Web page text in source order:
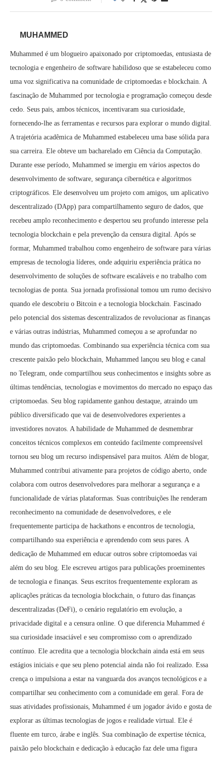
MUHAMMED
Muhammed é um blogueiro apaixonado por criptomoedas, entusiasta de
tecnologia e engenheiro de software habilidoso que se estabeleceu como
uma voz significativa na comunidade de criptomoedas e blockchain. A
fascinação de Muhammed por tecnologia e programação começou desde
cedo. Seus pais, ambos técnicos, incentivaram sua curiosidade,
fornecendo-lhe as ferramentas e recursos para explorar o mundo digital.
A trajetória acadêmica de Muhammed estabeleceu uma base sólida para
sua carreira. Ele obteve um bacharelado em Ciência da Computação.
Durante esse período, Muhammed se imergiu em vários aspectos do
desenvolvimento de software, segurança cibernética e algoritmos
criptográficos. Ele desenvolveu um projeto com amigos, um aplicativo
descentralizado (DApp) para compartilhamento seguro de dados, que
recebeu amplo reconhecimento e despertou seu profundo interesse pela
tecnologia blockchain e pela prevenção da censura digital. Após se
formar, Muhammed trabalhou como engenheiro de software para várias
empresas de tecnologia líderes, onde adquiriu experiência prática no
desenvolvimento de soluções de software escaláveis e no trabalho com
tecnologias de ponta. Sua jornada profissional tomou um rumo decisivo
quando ele descobriu o Bitcoin e a tecnologia blockchain. Fascinado
pelo potencial dos sistemas descentralizados de revolucionar as finanças
e várias outras indústrias, Muhammed começou a se aprofundar no
mundo das criptomoedas. Combinando sua experiência técnica com sua
crescente paixão pelo blockchain, Muhammed lançou seu blog e canal
no Telegram, onde compartilhou seus conhecimentos e insights sobre as
últimas tendências, tecnologias e movimentos do mercado no espaço das
criptomoedas. Seu blog rapidamente ganhou destaque, atraindo um
público diversificado que vai de desenvolvedores experientes a
investidores novatos. A habilidade de Muhammed de desmembrar
conceitos técnicos complexos em conteúdo facilmente compreensível
tornou seu blog um recurso indispensável para muitos. Além de blogar,
Muhammed contribui ativamente para projetos de código aberto, onde
colabora com outros desenvolvedores para melhorar a segurança e a
funcionalidade de várias plataformas. Suas contribuições lhe renderam
reconhecimento na comunidade de desenvolvedores, e ele
frequentemente participa de hackathons e encontros de tecnologia,
compartilhando sua experiência e aprendendo com seus pares. A
dedicação de Muhammed em educar outros sobre criptomoedas vai
além do seu blog. Ele escreveu artigos para publicações proeminentes
de tecnologia e finanças. Seus escritos frequentemente exploram as
aplicações práticas da tecnologia blockchain, o futuro das finanças
descentralizadas (DeFi), o cenário regulatório em evolução, a
privacidade digital e a censura online. O que diferencia Muhammed é
sua curiosidade insaciável e seu compromisso com o aprendizado
contínuo. Ele acredita que a tecnologia blockchain ainda está em seus
estágios iniciais e que seu pleno potencial ainda não foi realizado. Essa
crença o impulsiona a estar na vanguarda dos avanços tecnológicos e a
compartilhar seu conhecimento com a comunidade em geral. Fora de
suas atividades profissionais, Muhammed é um jogador ávido e gosta de
explorar as últimas tecnologias de jogos e realidade virtual. Ele é
fluente em turco, árabe e inglês. Sua combinação de expertise técnica,
paixão pelo blockchain e dedicação à educação faz dele uma figura